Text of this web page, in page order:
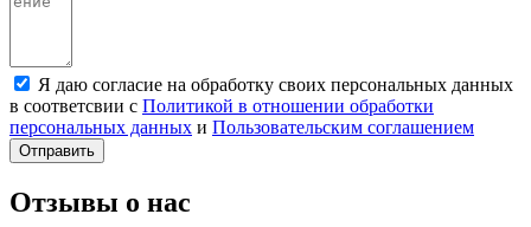
Я даю согласие на обработку своих персональных данных
в соответсвии с Политикой в отношении обработки
персональных данных и Пользовательским соглашением
Отправить
Отзывы о нас